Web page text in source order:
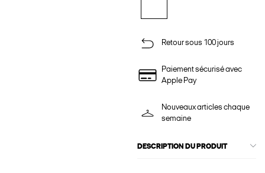
Retour sous 100 jours
Paiement sécurisé avec
Apple Pay
Nouveaux articles chaque
semaine
DESCRIPTION DU PRODUIT